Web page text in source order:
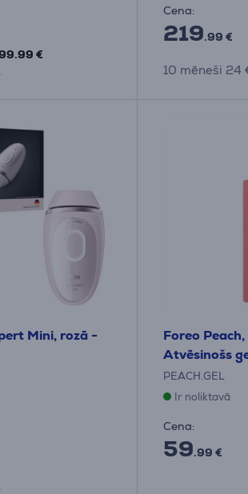
€
Cena:
219.99 €
10 mēneši 24
Mini, rozā -
Foreo
Atvēsinošs
PEACH.GEL
Ir noliktavā
Cena:
59.99 €